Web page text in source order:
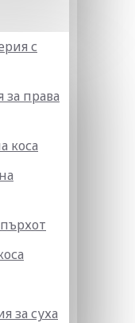
с
права
коса
за суха